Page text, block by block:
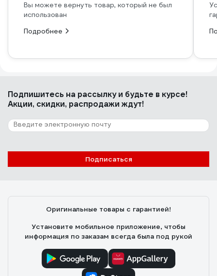
Вы можете вернуть товар, который не был
использован
Подробнее
Подпишитесь на рассылкуи будьте в курсе!
Акции, скидки, распродажи ждут!
Подписаться
Оригинальные товары с гарантией!
Установите мобильное приложение, чтобы
информация по заказам всегда была под рукой